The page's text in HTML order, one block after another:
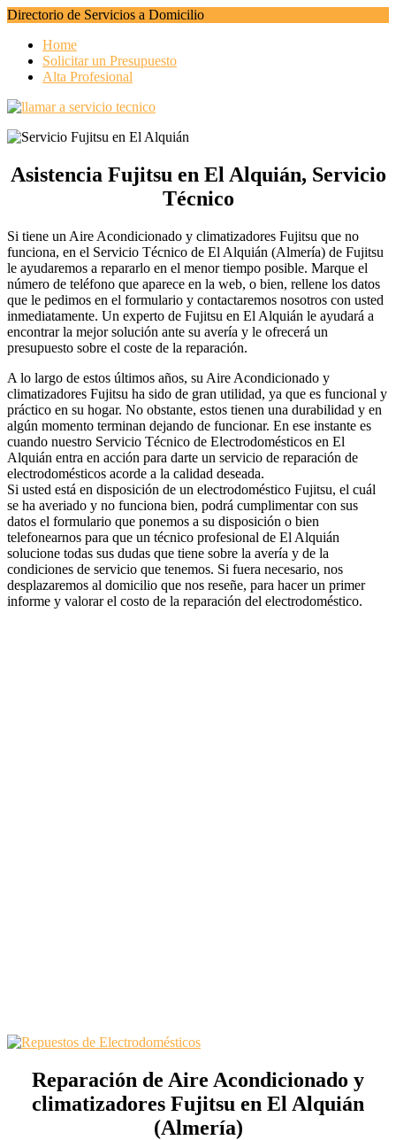
Directorio de Servicios a Domicilio
Home
Solicitar un Presupuesto
Alta Profesional
Asistencia Fujitsu en El Alquián, Servicio
Técnico
Si tiene un Aire Acondicionado y climatizadores Fujitsu que no
funciona, en el Servicio Técnico de El Alquián (Almería) de Fujitsu
le ayudaremos a repararlo en el menor tiempo posible. Marque el
número de teléfono que aparece en la web, o bien, rellene los datos
que le pedimos en el formulario y contactaremos nosotros con usted
inmediatamente. Un experto de Fujitsu en El Alquián le ayudará a
encontrar la mejor solución ante su avería y le ofrecerá un
presupuesto sobre el coste de la reparación.
A lo largo de estos últimos años, su Aire Acondicionado y
climatizadores Fujitsu ha sido de gran utilidad, ya que es funcional y
práctico en su hogar. No obstante, estos tienen una durabilidad y en
algún momento terminan dejando de funcionar. En ese instante es
cuando nuestro Servicio Técnico de Electrodomésticos en El
Alquián entra en acción para darte un servicio de reparación de
electrodomésticos acorde a la calidad deseada.
Si usted está en disposición de un electrodoméstico Fujitsu, el cuál
se ha averiado y no funciona bien, podrá cumplimentar con sus
datos el formulario que ponemos a su disposición o bien
telefonearnos para que un técnico profesional de El Alquián
solucione todas sus dudas que tiene sobre la avería y de la
condiciones de servicio que tenemos. Si fuera necesario, nos
desplazaremos al domicilio que nos reseñe, para hacer un primer
informe y valorar el costo de la reparación del electrodoméstico.
Reparación de Aire Acondicionado y
climatizadores Fujitsu en El Alquián
(Almería)